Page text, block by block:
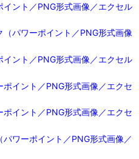
ント／PNG形式画像／エクセル
パワーポイント／PNG形式画像
ント／PNG形式画像／エクセル
イント／PNG形式画像／エクセ
イント／PNG形式画像／エクセ
ワーポイント／PNG形式画像／